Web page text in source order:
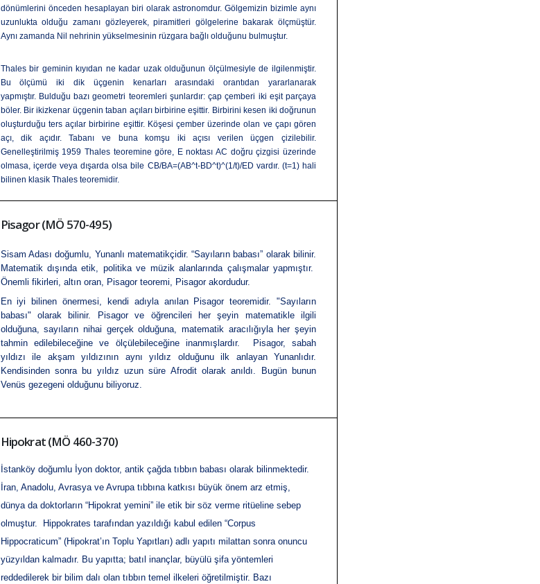
dönümlerini önceden hesaplayan biri olarak astronomdur. Gölgemizin bizimle aynı
uzunlukta olduğu zamanı gözleyerek,piramitleri gölgelerine bakarak ölçmüştür.
Aynı zamanda Nil nehrinin yükselmesinin rüzgara bağlı olduğunu bulmuştur.
Thales bir geminin kıyıdan ne kadar uzak olduğunun ölçülmesiyle de ilgilenmiştir.
Bu ölçümü iki dik üçgenin kenarları arasındaki orantıdan yararlanarak
yapmıştır. Bulduğu bazı geometri teoremleri şunlardır: çap çemberi iki eşit parçaya
böler. Bir ikizkenar üçgenin taban açıları birbirine eşittir. Birbirini kesen iki doğrunun
oluşturduğu ters açılar birbirine eşittir. Köşesi çember üzerinde olan ve çapı gören
açı, dik açıdır. Tabanı ve buna komşu iki açısı verilen üçgen çizilebilir.
Genelleştirilmiş 1959 Thales teoremine göre, E noktası AC doğru çizgisi üzerinde
olmasa, içerde veya dışarda olsa bile CB/BA=(AB^t-BD^t)^(1/t)/ED vardır. (t=1) hali
bilinen klasik Thales teoremidir.
Pisagor (MÖ 570-495)
Sisam Adası doğumlu, Yunanlı matematikçidir. “Sayıların babası” olarak bilinir.
Matematik dışında etik, politika ve müzik alanlarında çalışmalar yapmıştır.
Önemli fikirleri, altın oran, Pisagor teoremi, Pisagor akordudur.
En iyi bilinen önermesi, kendi adıyla anılan Pisagor teoremidir. "Sayıların
babası" olarak bilinir. Pisagor ve öğrencileri her şeyin matematikle ilgili
olduğuna, sayıların nihai gerçek olduğuna, matematik aracılığıyla her şeyin
tahmin edilebileceğine ve ölçülebileceğine inanmışlardır. Pisagor, sabah
yıldızı ile akşam yıldızının aynı yıldız olduğunu ilk anlayan Yunanlıdır.
Kendisinden sonra bu yıldız uzun süre Afrodit olarak anıldı. Bugün bunun
Venüs gezegeni olduğunu biliyoruz.
Hipokrat (MÖ 460-370)
İstanköy doğumlu İyon doktor, antik çağda tıbbın babası olarak bilinmektedir.
İran, Anadolu, Avrasya ve Avrupa tıbbına katkısı büyük önem arz etmiş,
dünya da doktorların “Hipokrat yemini” ile etik bir söz verme ritüeline sebep
olmuştur.
Hippokrates tarafından yazıldığı kabul edilen “Corpus
Hippocraticum” (Hipokrat’ın Toplu Yapıtları) adlı yapıtı milattan sonra onuncu
yüzyıldan kalmadır. Bu yapıtta; batıl inançlar, büyülüşifa yöntemleri
reddedilerek bir bilim dalı olan tıbbın temel ilkeleri öğretilmiştir. Bazı